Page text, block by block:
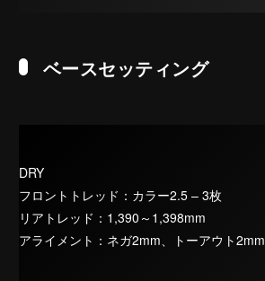
ベースセッティング
DRY
フロントトレッド：カラー2.5 – 3枚
リアトレッド：1,390～1,398mm
アライメント：ネガ2mm、トーアウト2mm